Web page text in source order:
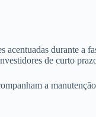
durante a
de curto
a